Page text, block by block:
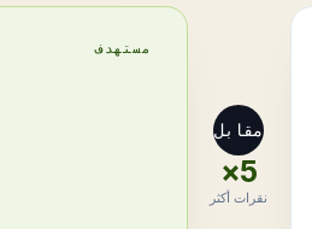
مقابل
5×
نقرات أكثر
مستهدف